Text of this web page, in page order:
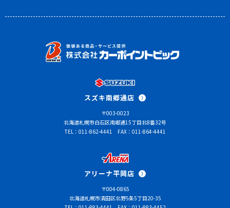
スズキ南郷通店
〒003-0023
北海道札幌市白石区南郷通15丁目北8番32号
TEL：011-862-4441
FAX：011-864-4441
アリーナ平岡店
〒004-0865
北海道札幌市清田区北野5条5丁目20-35